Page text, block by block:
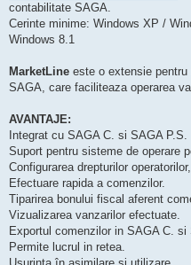
contabilitate SAGA.
Cerinte minime: Windows XP /
Windows 8.1
MarketLine este o extensie
SAGA, care faciliteaza operarea
AVANTAJE:
Integrat cu SAGA C. si SAGA P.S.
Suport pentru sisteme de operare
Configurarea drepturilor
Efectuare rapida a comenzilor.
Tiparirea bonului fiscal aferent
Vizualizarea vanzarilor efectuate.
Exportul comenzilor in SAGA C. si
Permite lucrul in retea.